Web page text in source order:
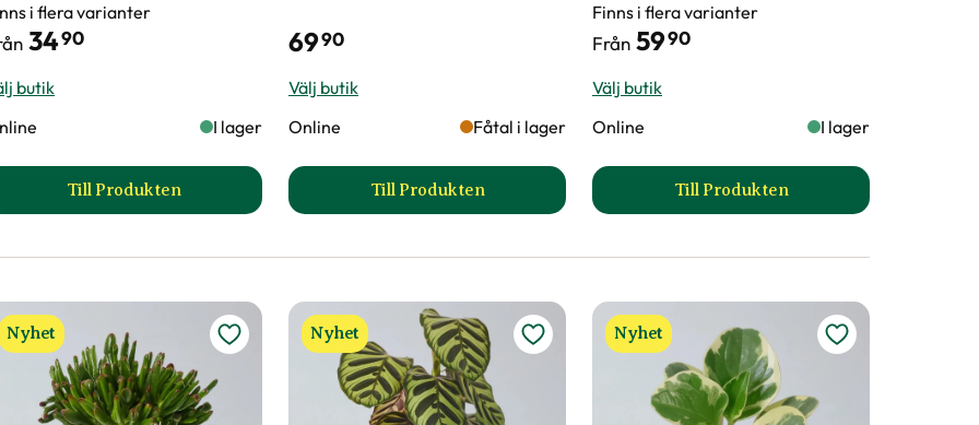
i flera varianter
3490
butik
I lager
Till Produkten
till Kruka Alyssa produktsida
6990
Välj butik
Online
Fåtal i lager
Till Produkten
till Kruka Amie produktsida
Finns i flera varianter
Från 5990
Välj butik
Online
I lager
Till Produkten
till Kruka Amie produktsida
Nyhet Nyhet Nyhet